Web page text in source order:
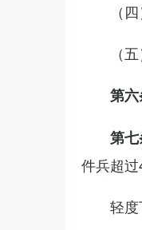
（
（
第
第
件兵超
轻